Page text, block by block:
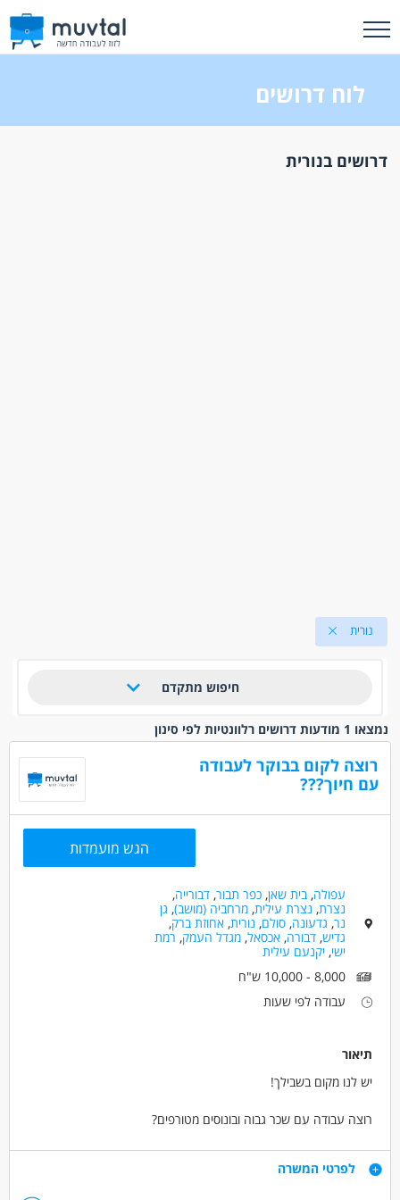
לוח דרושים
דרושים בנורית
נורית
חיפוש מתקדם
נמצאו 1 מודעות דרושים רלוונטיות לפי סינון
רוצה לקום בבוקר לעבודה
עם חיוך???
הגש מועמדות
עפולה,בית שאן,כפר תבור,דבורייה,
נצרת, נצרת עילית,מרחביה (מושב), גן
נר, גדעונה,סולם, נורית,אחוזת ברק,
גדיש,דבורה,אכסאל,מגדל העמק, רמת
ישי,יקנעם עילית
8,000 - 10,000 ש"ח
עבודה לפי שעות
תיאור
יש לנו מקום בשבילך!
רוצה עבודה עם שכר גבוה ובונוסים מטורפים?
טוב בלדבר עם אנשים? זה בדיוק בשבילך!
דרישות
לפרטי המשרה